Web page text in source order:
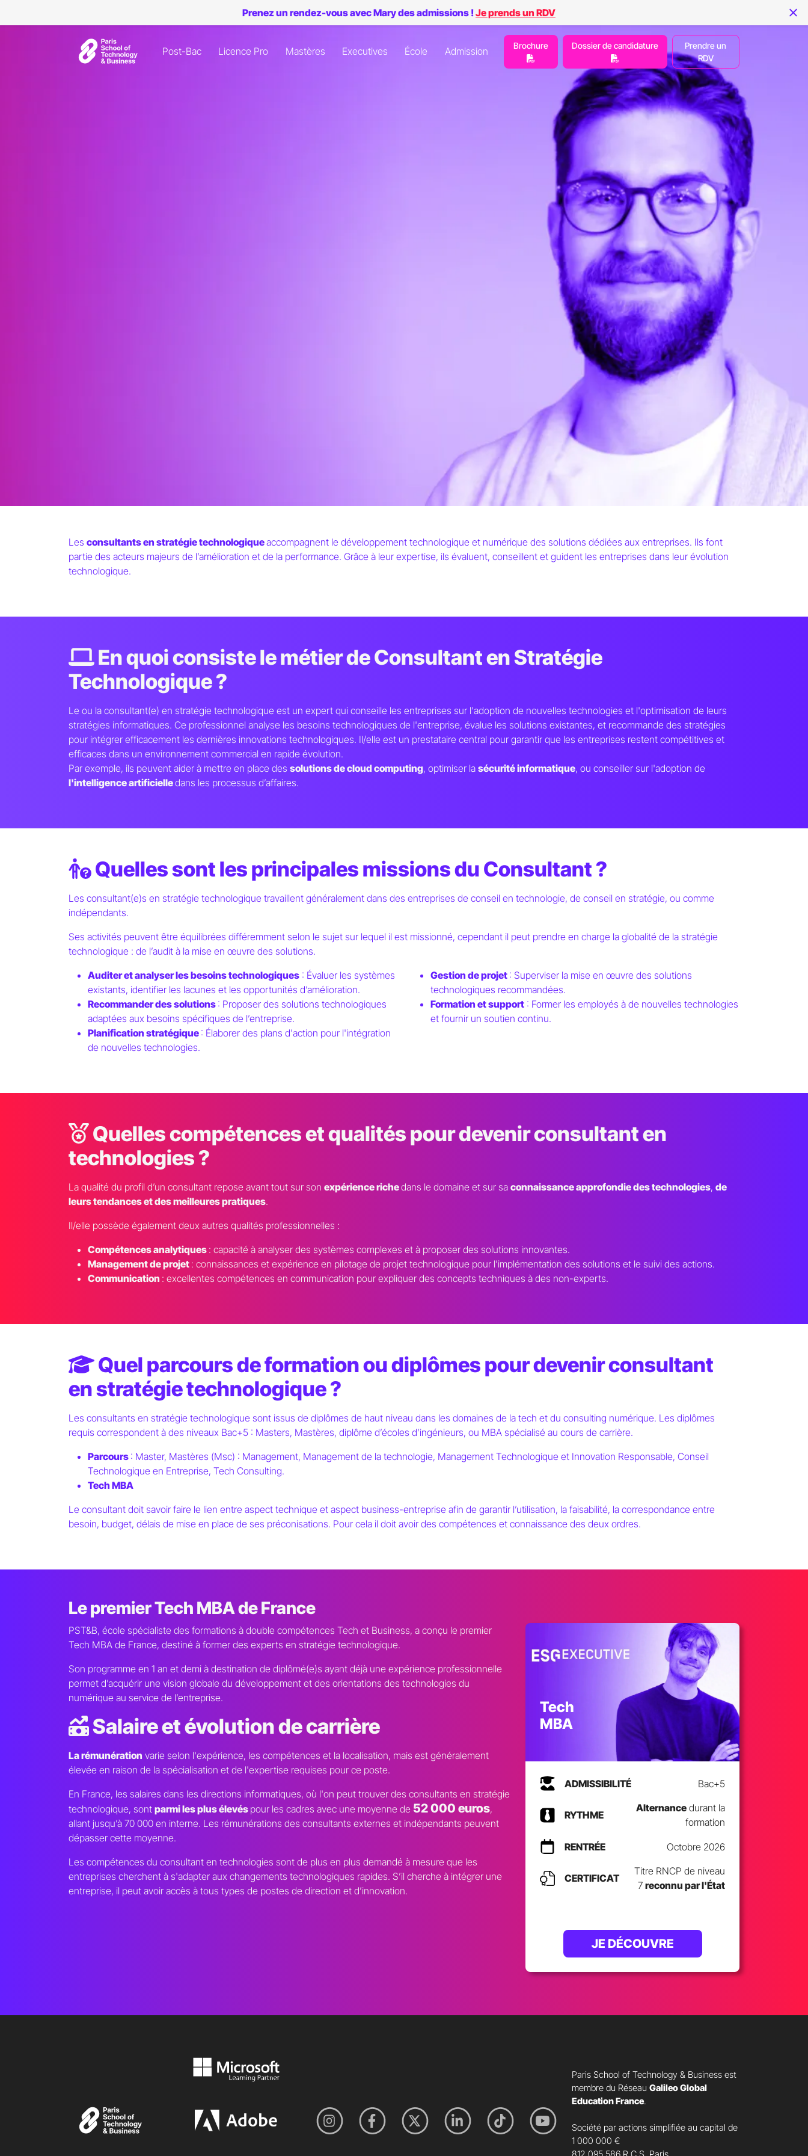
Stratégie Technologique
Salaire, Missions, Formations
Les consultants en stratégie technologiqueaccompagnent le développement technologique et numérique des solutions dédiées aux entreprises. Ils font
partie des acteurs majeurs de l’amélioration et de la performance. Grâce à leur expertise, ils évaluent, conseillent et guident les entreprises dans leur évolution
technologique.
En quoi consiste le métier de Consultant en Stratégie
Technologique ?
Le ou la consultant(e) en stratégie technologique est un expert qui conseille les entreprises sur l'adoption de nouvelles technologies et l'optimisation de leurs
stratégies informatiques. Ce professionnel analyse les besoins technologiques de l'entreprise, évalue les solutions existantes, et recommande des stratégies
pour intégrer efficacement les dernières innovations technologiques. Il/elle est un prestataire central pour garantir que les entreprises restent compétitives et
efficaces dans un environnement commercial en rapide évolution.
Par exemple, ils peuvent aider à mettre en place des solutions de cloud computing, optimiser la sécurité informatique, ou conseiller sur l'adoption de
l'intelligence artificielledans les processus d’affaires.
Quelles sont les principales missions du Consultant ?
Les consultant(e)s en stratégie technologique travaillent généralement dans des entreprises de conseil en technologie, de conseil en stratégie, ou comme
indépendants.
Ses activités peuvent être équilibrées différemment selon le sujet sur lequel il est missionné, cependant il peut prendre en charge la globalité de la stratégie
technologique : de l’audit à la mise en œuvre des solutions.
Auditer et analyser les besoins technologiques : Évaluer les systèmes
existants, identifier les lacunes et les opportunités d’amélioration.
Recommander des solutions : Proposer des solutions technologiques
adaptées aux besoins spécifiques de l’entreprise.
Planification stratégique : Élaborer des plans d'action pour l'intégration
de nouvelles technologies.
Gestion de projet : Superviser la mise en œuvre des solutions
technologiques recommandées.
Formation et support : Former les employés à de nouvelles technologies
et fournir un soutien continu.
Quelles compétences et qualités pour devenir consultant en
technologies ?
La qualité du profil d’un consultant repose avant tout sur son expérience richedans le domaine et sur sa connaissance approfondie des technologies, de
leurs tendances et des meilleures pratiques.
Il/elle possède également deux autres qualités professionnelles :
Compétences analytiques : capacité à analyser des systèmes complexes et à proposer des solutions innovantes.
Management de projet : connaissances et expérience en pilotage de projet technologique pour l’implémentation des solutions et le suivi des actions.
Communication : excellentes compétences en communication pour expliquer des concepts techniques à des non-experts.
Quel parcours de formation ou diplômes pour devenir consultant
en stratégie technologique ?
Les consultants en stratégie technologique sont issus de diplômes de haut niveau dans les domaines de la tech et du consulting numérique. Les diplômes
requis correspondent à des niveaux Bac+5 : Masters, Mastères, diplôme d’écoles d’ingénieurs, ou MBA spécialisé au cours de carrière.
Parcours : Master, Mastères (Msc) : Management, Management de la technologie, Management Technologique et Innovation Responsable, Conseil
Technologique en Entreprise, Tech Consulting.
Tech MBA
Le consultant doit savoir faire le lien entre aspect technique et aspect business-entreprise afin de garantir l’utilisation, la faisabilité, la correspondance entre
besoin, budget, délais de mise en place de ses préconisations. Pour cela il doit avoir des compétences et connaissance des deux ordres.
Le premier Tech MBA de France
PST&B, école spécialiste des formations à double compétences Tech et Business, a conçu le premier
Tech MBA de France, destiné à former des experts en stratégie technologique.
Son programme en 1 an et demi à destination de diplômé(e)s ayant déjà une expérience professionnelle
permet d’acquérir une vision globale du développement et des orientations des technologies du
numérique au service de l’entreprise.
Salaire et évolution de carrière
La rémunération varie selon l'expérience, les compétences et la localisation, mais est généralement
élevée en raison de la spécialisation et de l'expertise requises pour ce poste.
En France, les salaires dans les directions informatiques, où l'on peut trouver des consultants en stratégie
technologique, sont parmi les plus élevés pour les cadres avec une moyenne de 52 000 euros,
allant jusqu’à 70 000 en interne. Les rémunérations des consultants externes et indépendants peuvent
dépasser cette moyenne.
Les compétences du consultant en technologies sont de plus en plus demandé à mesure que les
entreprises cherchent à s'adapter aux changements technologiques rapides. S’il cherche à intégrer une
entreprise, il peut avoir accès à tous types de postes de direction et d’innovation.
Tech
MBA
ADMISSIBILITÉ Bac+5
RYTHME
Alternance durant la
formation
RENTRÉE Octobre 2026
CERTIFICAT
Titre RNCP de niveau
7 reconnu par l'État
JE DÉCOUVRE
Prenez un rendez-vous avec Mary des admissions !Je prends un RDV
Post-Bac Licence Pro Mastères Executives École Admission Brochure Dossier de candidature
Prendre un
RDV
Paris School of Technology & Business est
membre du Réseau Galileo Global
Education France.
Société par actions simplifiée au capital de
1 000 000 €